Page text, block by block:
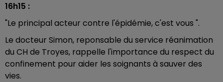
16h15 :
"Le principal acteur contre l'épidémie, c'est vous ".
Le docteur Simon, reponsable du service réanimation
du CH de Troyes, rappelle l'importance du respect du
confinement pour aider les soignants à sauver des
vies.